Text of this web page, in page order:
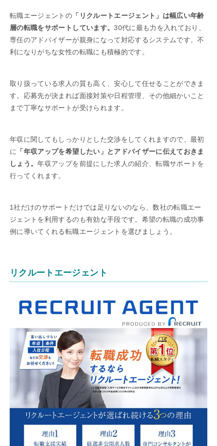
転職エージェントの 「リクルートエージェント」は幅広い年齢
層の転職をサポートしています。30代に最も力を入れており、
専任のアドバイザーが親身になって対応するシステムです。不
利になりがちな女性の転職にも積極的です。
取り扱っている求人の質も高く、安心して任せることができま
す。応募先が決まれば面接対策や日程管理、その他細かいこと
まで丁寧なサポートが受けられます。
年収に関してもしっかりとした交渉をしてくれますので、最初
に 「年収アップを希望したい」とアドバイザーに伝えておきま
しょう。年収アップを前提にした求人の紹介、転職サポートを
行ってくれます。
1社だけのサポートだけでは足りないのなら、数社の転職エー
ジェントを利用するのも有効な手段です。希望の転職の成功事
例に導いてくれる転職エージェントを選びましょう。
リクルートエージェント